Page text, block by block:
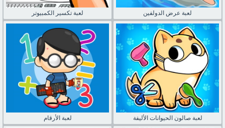
لعبة تكسير الكمبيوتر لعبة عرض الدولفين
لعبة الأرقام لعبة صالون الحيوانات الأليفة